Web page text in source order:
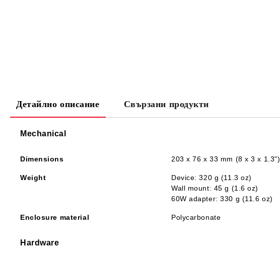
Детайлно описание Свързани продукти
Mechanical
Dimensions 203 x 76 x 33 mm (8 x 3 x 1.3")
Weight
Device: 320 g (11.3 oz)
Wall mount: 45 g (1.6 oz)
60W adapter: 330 g (11.6 oz)
Enclosure material Polycarbonate
Hardware